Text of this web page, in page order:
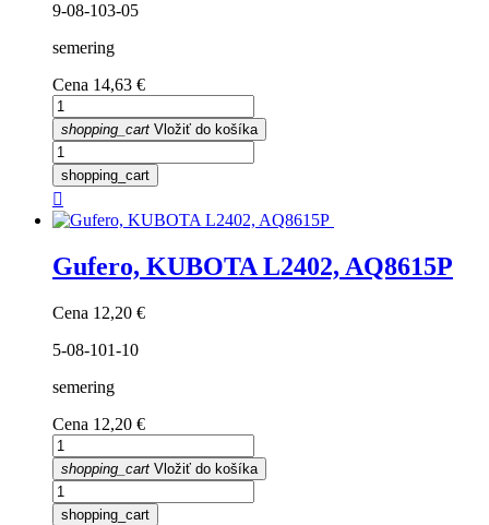
9-08-103-05
semering
Cena 14,63 €
shopping_cart Vložiť do košíka
shopping_cart

Gufero, KUBOTA L2402, AQ8615P
Cena 12,20 €
5-08-101-10
semering
Cena 12,20 €
shopping_cart Vložiť do košíka
shopping_cart